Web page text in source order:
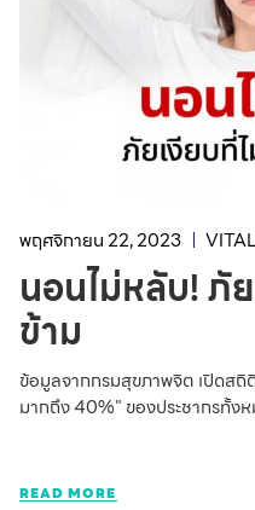
พฤศจิกายน 22, 2023
นอนไม่หลับ! ภั
ข้าม
ข้อมูลจากกรมสุขภาพจิต เปิดส
มากถึง 40%" ของประชากรทั้ง
READ MORE